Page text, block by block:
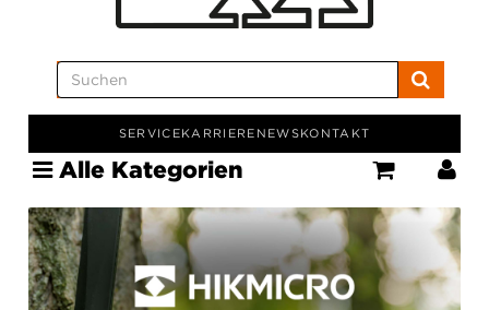
SERVICEKARRIERE NEWSKONTAKT
Alle Kategorien